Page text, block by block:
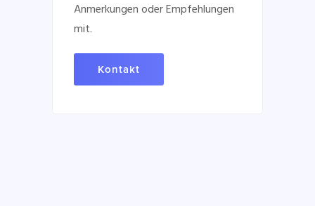
Anmerkungen oder Empfehlungen
mit.
Kontakt